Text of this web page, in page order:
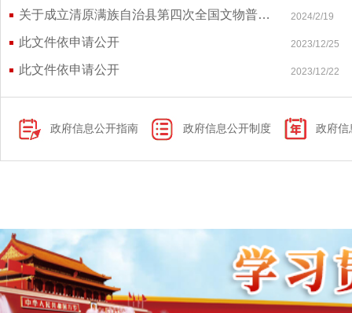
关于成立清原满族自治县第四次全国文物普查领导小组的通知 2024/2/19
此文件依申请公开 2023/12/25
此文件依申请公开 2023/12/22
政府信息公开指南 政府信息公开制度 政府信